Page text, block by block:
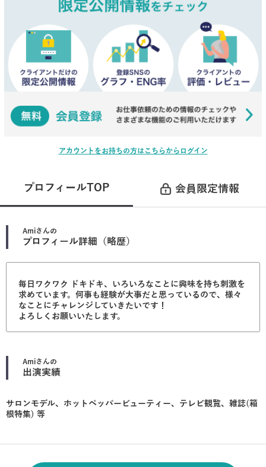
アカウントをお持ちの方はこちらからログイン
プロフィールTOP 会員限定情報
Amiさんの
プロフィール詳細（略歴）
毎日ワクワク ドキドキ、いろいろなことに興味を持ち刺激を
求めています。何事も経験が大事だと思っているので、様々
なことにチャレンジしていきたいです！
よろしくお願いいたします。
Amiさんの
出演実績
サロンモデル、ホットペッパービューティー、テレビ観覧、雑誌(箱
根特集) 等